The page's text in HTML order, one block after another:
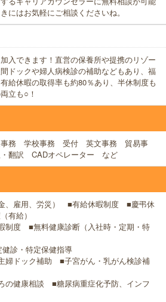
にはお気軽にご相談くださいね。
入できます！直営の保養所や提携のリゾー
ドックや婦人病検診の補助などもあり、福
給休暇の取得率も約80％あり、半休制度も
立も○！
務 学校事務 受付 英文事務 貿易事
翻訳 CADオペレーター など
、雇用、労災） ■有給休暇制度 ■慶弔休
有給）
制度 ■無料健康診断（入社時・定期・特
診・特定保健指導
婦ドック補助 ■子宮がん・乳がん検診補
の健康相談 ■糖尿病重症化予防、インフ